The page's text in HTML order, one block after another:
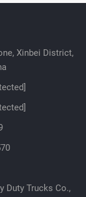
Xinbei District,
Duty Trucks Co.,